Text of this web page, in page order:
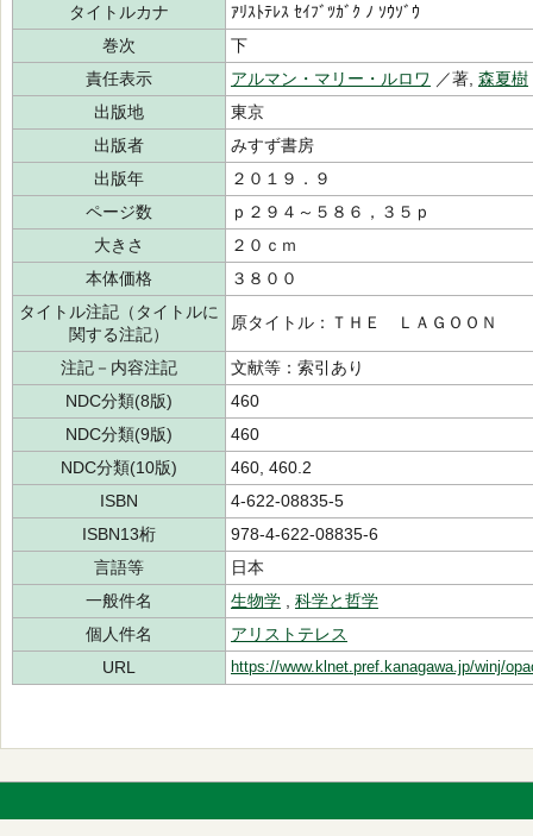
タイトルカナ
ｱﾘｽﾄﾃﾚｽ ｾｲﾌﾞﾂｶﾞｸ ﾉ ｿｳｿﾞｳ
巻次
下
責任表示
アルマン・マリー・ルロワ ／著, 森夏樹
出版地
東京
出版者
みすず書房
出版年
２０１９．９
ページ数
ｐ２９４～５８６，３５ｐ
大きさ
２０ｃｍ
本体価格
３８００
タイトル注記（タイトルに
関する注記）
原タイトル：ＴＨＥ ＬＡＧＯＯＮ
注記－内容注記
文献等：索引あり
NDC分類(8版)
460
NDC分類(9版)
460
NDC分類(10版)
460, 460.2
ISBN
4-622-08835-5
ISBN13桁
978-4-622-08835-6
言語等
日本
一般件名
生物学
科学と哲学
個人件名
アリストテレス
URL
https://www.klnet.pref.kanagawa.jp/winj/